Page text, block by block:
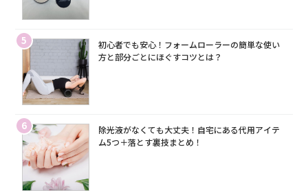
5
初心者でも安心！フォームローラーの簡単な使い
方と部分ごとにほぐすコツとは？
6
除光液がなくても大丈夫！自宅にある代用アイテ
ム5つ＋落とす裏技まとめ！